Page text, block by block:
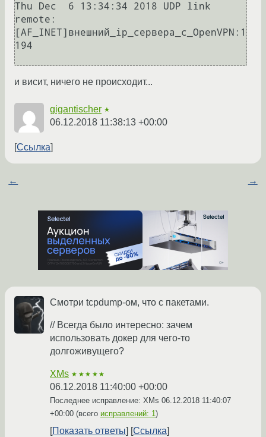
Thu Dec  6 13:34:34 2018 UDP link
remote:
[AF_INET]внешний_ip_сервера_с_OpenVPN:1
194
и висит, ничего не происходит...
gigantischer ★
06.12.2018 11:38:13 +00:00
Ссылка
← →
Смотри tcpdump-ом, что с пакетами.
// Всегда было интересно: зачем
использовать докер для чего-то
долгоживущего?
XMs ★★★★★
06.12.2018 11:40:00 +00:00
Последнее исправление: XMs 06.12.2018 11:40:07
+00:00 (всего исправлений: 1)
Показать ответы Ссылка